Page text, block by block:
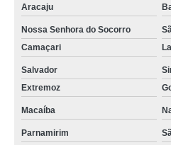
onde tem coworking privativo
coworking advogados orçar Alhandra
onde tem coworking de advogados
onde tem coworking advogados Mari
locação de coworking compartilhado de
Socorro
coworking compartilhado de advogados
Aracaju
Nossa Senhora do Socorro
Camaçari
Salvador
Extremoz
Macaíba
Parnamirim